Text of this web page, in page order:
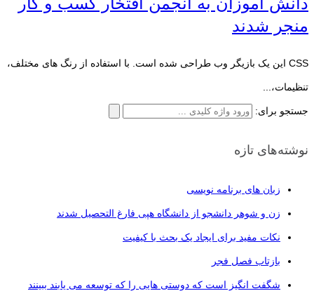
منجر شدند
CSS این یک بازیگر وب طراحی شده است. با استفاده از رنگ های مختلف،
تنظیمات،...
جستجو برای:
نوشته‌های تازه
زبان های برنامه نویسی
زن و شوهر دانشجو از دانشگاه هپی فارغ التحصیل شدند
نکات مفید برای ایجاد یک بحث با کیفیت
بازتاب فصل فجر
شگفت انگیز است که دوستی هایی را که توسعه می یابند ببینند